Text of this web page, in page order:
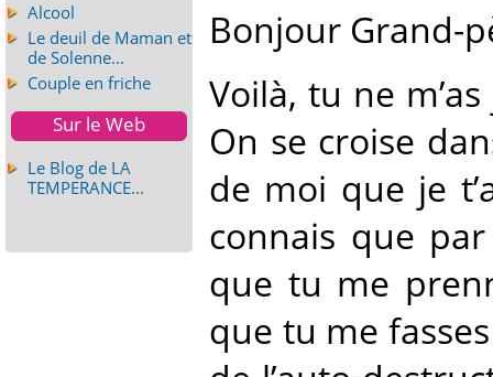
Bonjour Grand-
Voilà, tu ne
On se croise
de moi que je
connais que
que tu me
que tu me
Alcool
Le deuil de Maman et
de Solenne...
Couple en friche
Sur le Web
Le Blog de LA
TEMPERANCE...